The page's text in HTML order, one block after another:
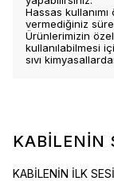
Hassas
vermediğiniz
Ürünlerimizin
kullanılabilmesi
sıvı
KABİLENİN
KABİLENİN İLK